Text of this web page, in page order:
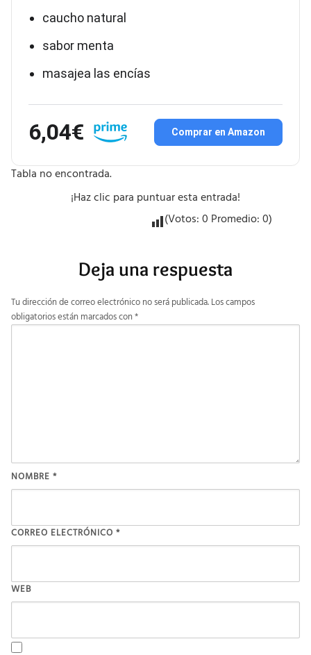
caucho natural
sabor menta
masajea las encías
6,04€ Comprar en Amazon
Tabla no encontrada.
¡Haz clic para puntuar esta entrada!
(Votos:0 Promedio:0)
Deja una respuesta
Tu dirección de correo electrónico no será publicada.Los campos
obligatorios están marcados con*
NOMBRE *
CORREO ELECTRÓNICO *
WEB